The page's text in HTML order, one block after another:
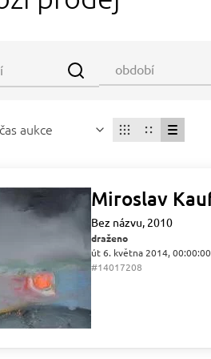
čas aukce
Miroslav
Bez názvu, 2010
draženo
út 6. května 2014, 00:00:00
#14017208